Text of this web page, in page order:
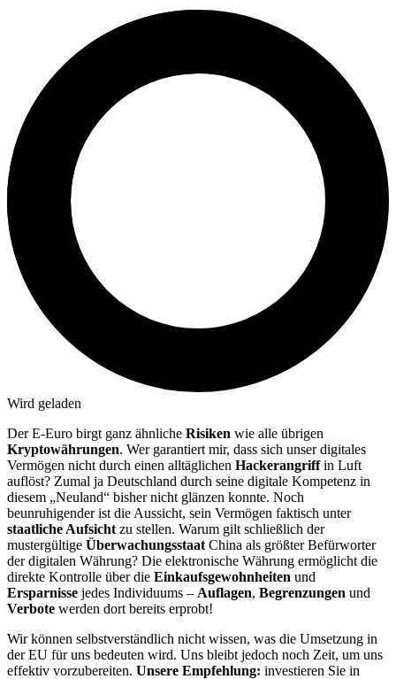
Wird geladen
Der E-Euro birgt ganz ähnliche Risiken wie alle übrigen
Kryptowährungen. Wer garantiert mir, dass sich unser digitales
Vermögen nicht durch einen alltäglichen Hackerangriffin Luft
auflöst? Zumal ja Deutschland durch seine digitale Kompetenz in
diesem „Neuland“ bisher nicht glänzen konnte. Noch
beunruhigender ist die Aussicht, sein Vermögen faktisch unter
staatliche Aufsicht zu stellen. Warum gilt schließlich der
mustergültige Überwachungsstaat China als größter Befürworter
der digitalen Währung? Die elektronische Währung ermöglicht die
direkte Kontrolle über die Einkaufsgewohnheiten und
Ersparnisse jedes Individuums – Auflagen, Begrenzungen und
Verbote werden dort bereits erprobt!
Wir können selbstverständlich nicht wissen, was die Umsetzung in
der EU für uns bedeuten wird. Uns bleibt jedoch noch Zeit, um uns
effektiv vorzubereiten. Unsere Empfehlung: investieren Sie in